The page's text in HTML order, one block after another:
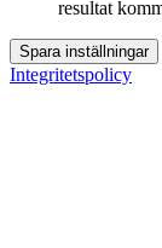
resultat
Spara inställningar
Integritetspolicy